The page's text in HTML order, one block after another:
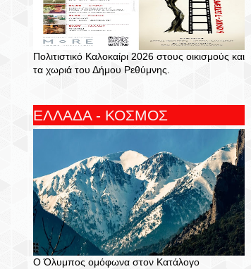
Πολιτιστικό Καλοκαίρι 2026 στους οικισμούς και
τα χωριά του Δήμου Ρεθύμνης.
ΕΛΛΑΔΑ - ΚΟΣΜΟΣ
Ο Όλυμπος ομόφωνα στον Κατάλογο